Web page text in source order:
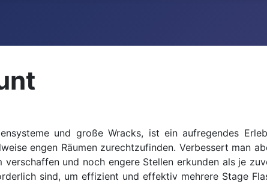
und große Wracks, ist ein aufregendes
engen Räumen zurechtzufinden. Verbessert man
und noch engere Stellen erkunden als je
sind, um effizient und effektiv mehrere Stage